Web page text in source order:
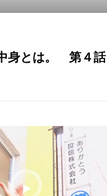
身とは。 第４話